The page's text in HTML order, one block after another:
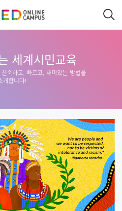
세계시민교육
숙하고, 빠르고, 재미있는 방법을
개합니다!